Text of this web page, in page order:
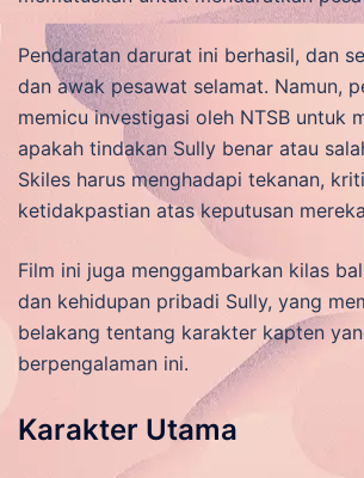
Pendaratan darurat ini berhasil, dan
dan awak pesawat selamat. Namun,
memicu investigasi oleh NTSB untuk
apakah tindakan Sully benar atau
Skiles harus menghadapi tekanan,
ketidakpastian atas keputusan
Film ini juga menggambarkan kilas
dan kehidupan pribadi Sully, yang
belakang tentang karakter kapten
berpengalaman ini.
Karakter Utama